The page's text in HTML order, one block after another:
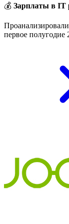
💰 Зарплаты в IT
Проанализировали
первое полугодие